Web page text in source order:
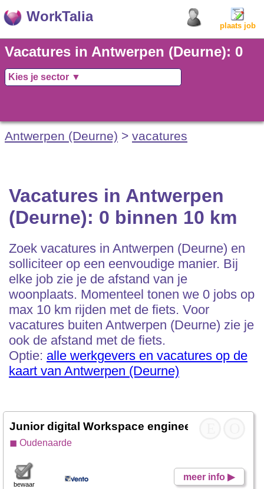
WorkTalia
plaats job
Vacatures in Antwerpen (Deurne): 0
binnen 10 km
Antwerpen (Deurne) > vacatures
Vacatures in Antwerpen
(Deurne): 0 binnen 10 km
Zoek vacatures in Antwerpen (Deurne) en
solliciteer op een eenvoudige manier. Bij
elke job zie je de afstand van je
woonplaats. Momenteel tonen we 0 jobs op
max 10 km rijden met de fiets. Voor
vacatures buiten Antwerpen (Deurne) zie je
ook de afstand met de fiets.
Optie: alle werkgevers en vacatures op de
kaart van Antwerpen (Deurne)
Junior digital Workspace engineer
◼ Oudenaarde
meer info ▶
bewaar